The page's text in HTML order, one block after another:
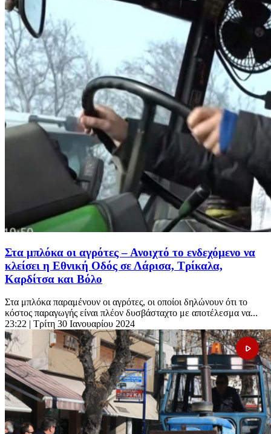
Στα μπλόκα οι αγρότες – Ανοιχτό το ενδεχόμενο να
κλείσει η Εθνική Οδός σε Λάρισα, Τρίκαλα,
Καρδίτσα και Βόλο
Στα μπλόκα παραμένουν οι αγρότες, οι οποίοι δηλώνουν ότι το
κόστος παραγωγής είναι πλέον δυσβάσταχτο με αποτέλεσμα να...
23:22 | Τρίτη 30 Ιανουαρίου 2024